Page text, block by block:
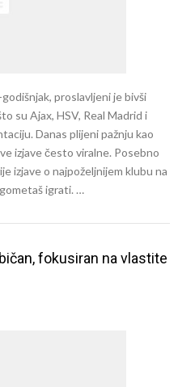
proslavljeni je bivši
su Ajax, HSV, Real Madrid i
Danas plijeni pažnju kao
izjave često viralne. Posebno
izjave o najpoželjnijem klubu na
igrati. …
fokusiran na vlastite